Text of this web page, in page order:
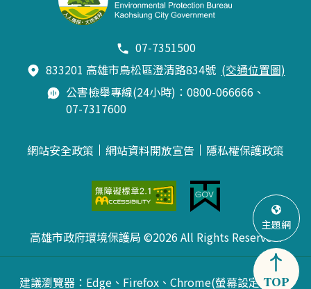
07-7351500
833201 高雄市鳥松區澄清路834號 (交通位置圖)
公害檢舉專線(24小時)：0800-066666、
07-7317600
網站安全政策 網站資料開放宣告 隱私權保護政策
高雄市政府環境保護局 ©2026 All Rights Reserved.
建議瀏覽器：Edge、Firefox、Chrome(螢幕設定最佳
主題網
TOP